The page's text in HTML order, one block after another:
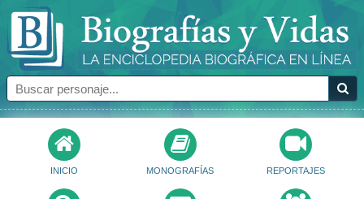
INICIO MONOGRAFÍAS REPORTAJES